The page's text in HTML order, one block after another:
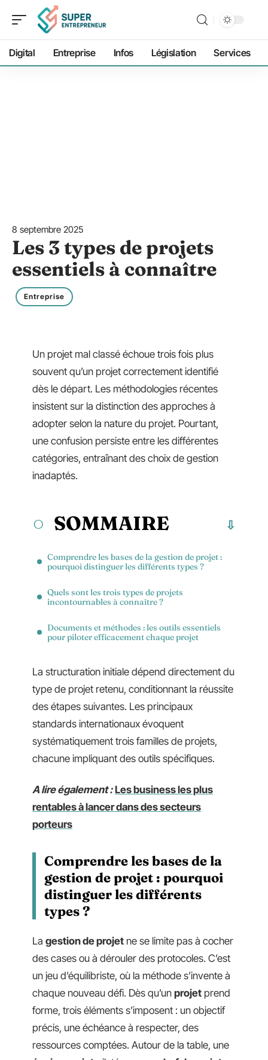
Digital Entreprise Infos Législation Services
8 septembre 2025
Les 3 types de projets
essentiels à connaître
Entreprise
Un projet mal classé échoue trois fois plus
souvent qu’un projet correctement identifié
dès le départ. Les méthodologies récentes
insistent sur la distinction des approches à
adopter selon la nature du projet. Pourtant,
une confusion persiste entre les différentes
catégories, entraînant des choix de gestion
inadaptés.
SOMMAIRE
Comprendre les bases de la gestion de projet :
pourquoi distinguer les différents types ?
Quels sont les trois types de projets
incontournables à connaître ?
Documents et méthodes : les outils essentiels
pour piloter efficacement chaque projet
La structuration initiale dépend directement du
type de projet retenu, conditionnant la réussite
des étapes suivantes. Les principaux
standards internationaux évoquent
systématiquement trois familles de projets,
chacune impliquant des outils spécifiques.
A lire également : Les business les plus
rentables à lancer dans des secteurs
porteurs
Comprendre les bases de la
gestion de projet : pourquoi
distinguer les différents
types ?
La gestion de projet ne se limite pas à cocher
des cases ou à dérouler des protocoles. C’est
un jeu d’équilibriste, où la méthode s’invente à
chaque nouveau défi. Dès qu’un projet prend
forme, trois éléments s’imposent : un objectif
précis, une échéance à respecter, des
ressources comptées. Autour de la table, une